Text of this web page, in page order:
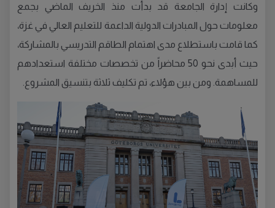
وكانت إدارة الجامعة قد بدأت منذ الخريف الماضي بجمع
معلومات حول المبادرات الدولية الداعمة للتعليم العالي في غزة،
كما قامت باستطلاع مدى اهتمام الطاقم التدريسي بالمشاركة،
حيث أبدى نحو 50 محاضراً من تخصصات مختلفة استعدادهم
للمساهمة. ومن بين هؤلاء، تم تكليف ثلاثة بتنسيق المشروع.